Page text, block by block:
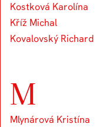
Kostková Karolína
Kříž Michal
Kovalovský Richard
M
Mlynárová Kristína